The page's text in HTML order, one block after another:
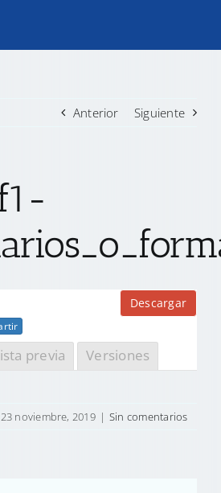
Anterior Siguiente
Descargar
previa Versiones
23 noviembre, 2019 | Sin comentarios